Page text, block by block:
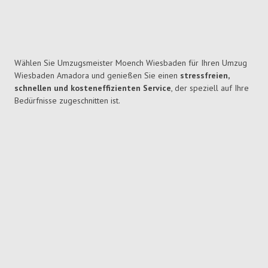
Wählen Sie Umzugsmeister Moench Wiesbaden für Ihren Umzug
Wiesbaden Amadora und genießen Sie einen stressfreien,
schnellen und kosteneffizienten Service, der speziell auf Ihre
Bedürfnisse zugeschnitten ist.